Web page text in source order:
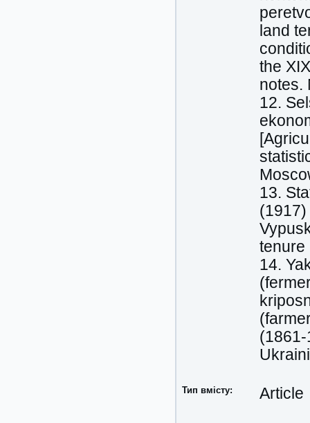
land
the
notes.
12.
13.
tenure
14.
Тип вмісту: Article